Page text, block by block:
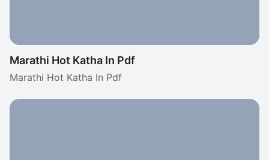
Marathi Hot Katha In Pdf
Marathi Hot Katha In Pdf